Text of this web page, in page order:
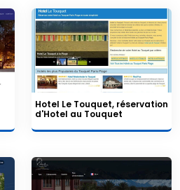
Hotel Le Touquet, réservation
d'Hotel au Touquet